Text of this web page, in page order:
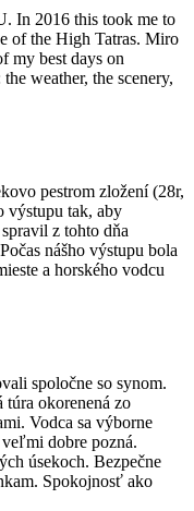
In 2016 this took me to
of the High Tatras. Miro
my best days on
weather, the scenery,
pestrom zložení (28r,
výstupu tak, aby
z tohto dňa
nášho výstupu bola
a horského vodcu
spoločne so synom.
okorenená zo
Vodca sa výborne
dobre pozná.
úsekoch. Bezpečne
Spokojnosť ako